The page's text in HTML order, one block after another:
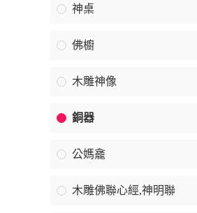
神桌
佛櫥
木雕神像
銅器
公媽龕
木雕佛聯心經,神明聯